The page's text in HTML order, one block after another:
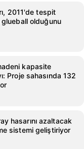
2011'de tespit
glueball olduğunu
kapasite
Proje sahasında 132
hasarını azaltacak
sistemi geliştiriyor